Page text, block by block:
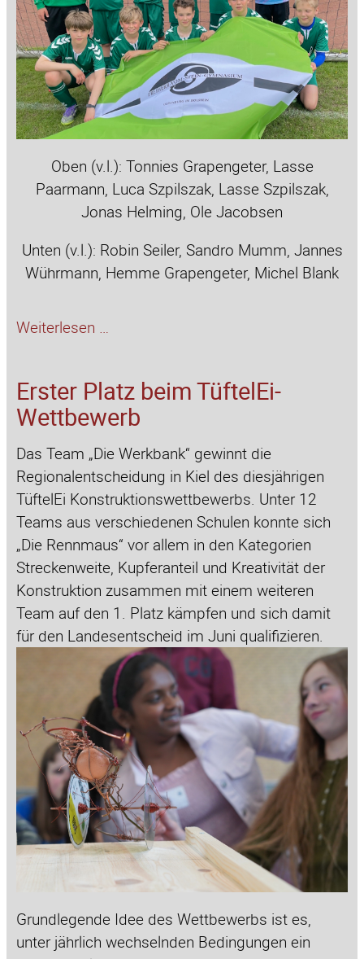
Oben (v.l.): Tonnies Grapengeter, Lasse
Paarmann, Luca Szpilszak, Lasse Szpilszak,
Jonas Helming, Ole Jacobsen
Unten (v.l.): Robin Seiler, Sandro Mumm, Jannes
Wührmann, Hemme Grapengeter, Michel Blank
Weiterlesen …
Erster Platz beim TüftelEi-
Wettbewerb
Das Team „Die Werkbank“ gewinnt die
Regionalentscheidung in Kiel des diesjährigen
TüftelEi Konstruktionswettbewerbs. Unter 12
Teams aus verschiedenen Schulen konnte sich
„Die Rennmaus“ vor allem in den Kategorien
Streckenweite, Kupferanteil und Kreativität der
Konstruktion zusammen mit einem weiteren
Team auf den 1. Platz kämpfen und sich damit
für den Landesentscheid im Juni qualifizieren.
Grundlegende Idee des Wettbewerbs ist es,
unter jährlich wechselnden Bedingungen ein